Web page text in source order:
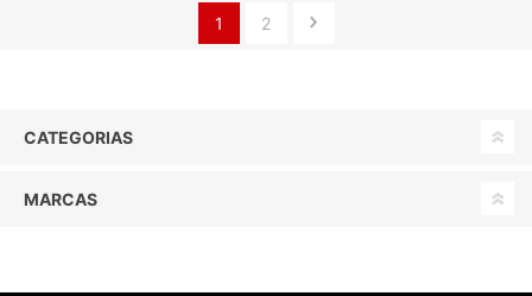
1 2
CATEGORIAS
MARCAS